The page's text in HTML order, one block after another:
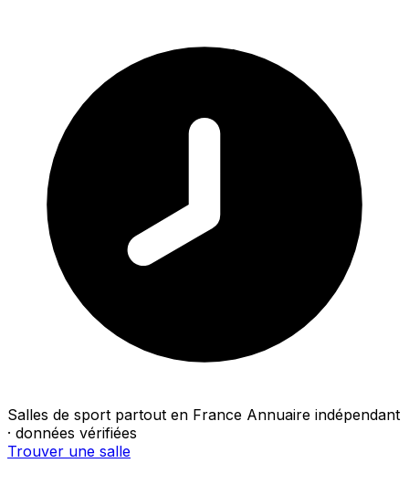
Salles de sport partout en France Annuaire indépendant
· données vérifiées
Trouver une salle